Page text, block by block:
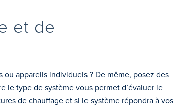
et de
appareils individuels ? De même, posez des
le type de système vous permet d’évaluer le
de chauffage et si le système répondra à vos